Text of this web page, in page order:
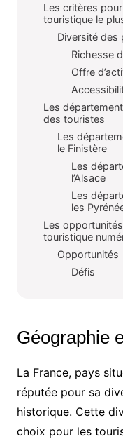
Les critères
touristique le
Diversité des
Richesse
Offre
Les
des touristes
Les
le Finistère
Les
l’Alsace
Les
les
Les
touristique
Opportunités
Défis
Géographie
La France, pays
réputée pour sa
historique. Cette
choix pour les